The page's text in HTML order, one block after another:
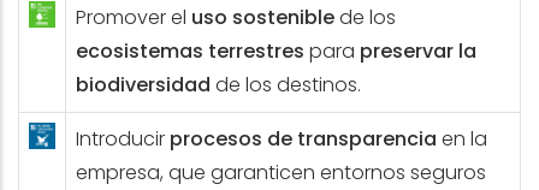
Promover el uso sosteniblede los
ecosistemas terrestres para preservar la
biodiversidad de los destinos.
Introducir procesos de transparencia en la
empresa, que garanticen entornos seguros